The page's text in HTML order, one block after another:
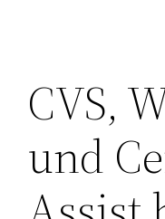
CVS,
und